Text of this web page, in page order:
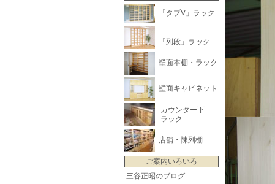
「タブV」ラック
「列段」ラック
壁面本棚・ラック
壁面キャビネット
カウンター下
ラック
店舗・陳列棚
ご案内いろいろ
三谷正昭のブログ